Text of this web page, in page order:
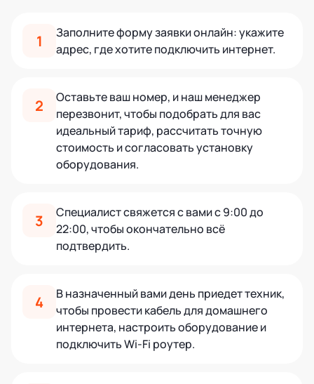
1
Заполните форму заявки онлайн: укажите
адрес, где хотите подключить интернет.
2
Оставьте ваш номер, и наш менеджер
перезвонит, чтобы подобрать для вас
идеальный тариф, рассчитать точную
стоимость и согласовать установку
оборудования.
3
Специалист свяжется с вами с 9:00 до
22:00, чтобы окончательно всё
подтвердить.
4
В назначенный вами день приедет техник,
чтобы провести кабель для домашнего
интернета, настроить оборудование и
подключить Wi-Fi роутер.